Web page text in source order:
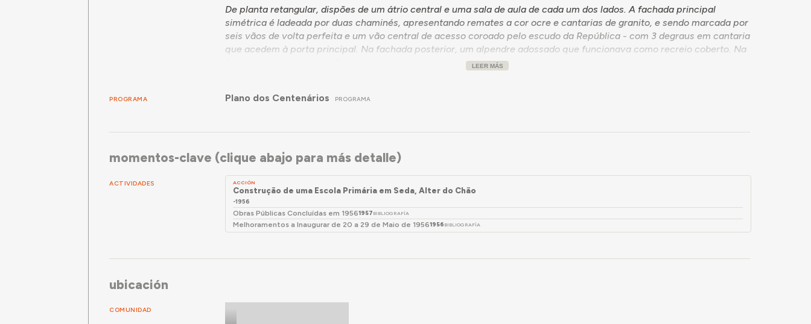
De planta retangular, dispões de um átrio central e uma sala de aula de cada um dos lados. A fachada principal
simétrica é ladeada por duas chaminés, apresentando remates a cor ocre e cantarias de granito, e sendo marcada por
seis vãos de volta perfeita e um vão central de acesso coroado pelo escudo da República - com 3 degraus em cantaria
que acedem à porta principal. Na fachada posterior, um alpendre adossado que funcionava como recreio coberto. Na
Em 2003-2004 era apenas frequentada por dois alunos, o que levou à perda das suas funções educativas e ao seu
LEER MÁS
PROGRAMA Plano dos Centenários PROGRAMA
momentos-clave (clique abajo para más detalle)
ACTIVIDADES ACCIÓN
Construção de uma Escola Primária em Seda, Alter do Chão
-1956
Obras Públicas Concluídas em 19561957 BIBLIOGRAFÍA
Melhoramentos a Inaugurar de 20 a 29 de Maio de 19561956 BIBLIOGRAFÍA
ubicación
COMUNIDAD